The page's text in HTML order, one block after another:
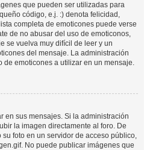
que pueden ser utilizadas para
código, e.j. :) denota felicidad,
completa de emoticones puede verse
de no abusar del uso de emoticonos,
se vuelva muy difícil de leer y un
del mensaje. La administración
de emoticones a utilizar en un mensaje.
en sus mensajes. Si la administración
la imagen directamente al foro. De
foto en un servidor de acceso público,
No puede publicar imágenes que